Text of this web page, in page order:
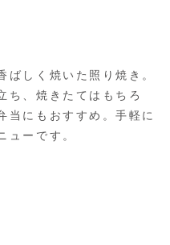
ばしく焼いた照り焼き。
ち、焼きたてはもちろ
当にもおすすめ。手軽に
ューです。